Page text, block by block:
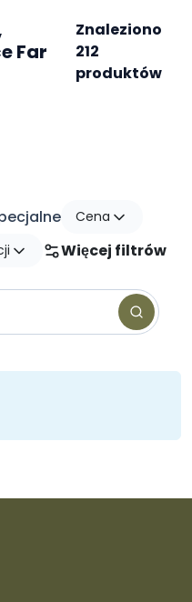
Far
Znaleziono
212
produktów
Cena
Więcej filtrów